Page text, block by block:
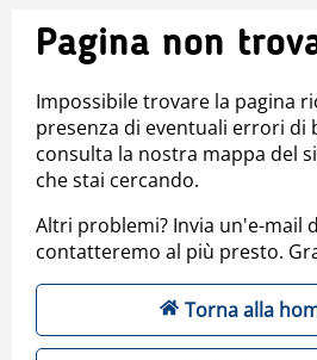
Pagina non
Impossibile trovare la pagina
presenza di eventuali errori di
consulta la nostra mappa del
che stai cercando.
Altri problemi? Invia un'e-mail
contatteremo al più presto.
Torna alla